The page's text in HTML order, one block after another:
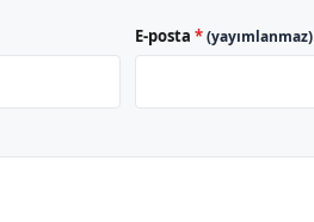
E-posta *(yayımlanmaz)